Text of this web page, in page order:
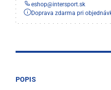
eshop@intersport.sk
Doprava zdarma pri
POPIS